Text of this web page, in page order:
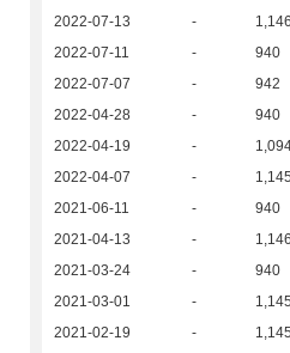
2022-07-13
- 1,146
2022-07-11
- 940
2022-07-07
- 942
2022-04-28
- 940
2022-04-19
-
2022-04-07
- 1,145
2021-06-11
- 940
2021-04-13
- 1,146
2021-03-24
- 940
2021-03-01
- 1,145
2021-02-19
- 1,145